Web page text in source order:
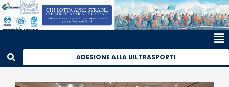
ADESIONE ALLA UILTRASPORTI